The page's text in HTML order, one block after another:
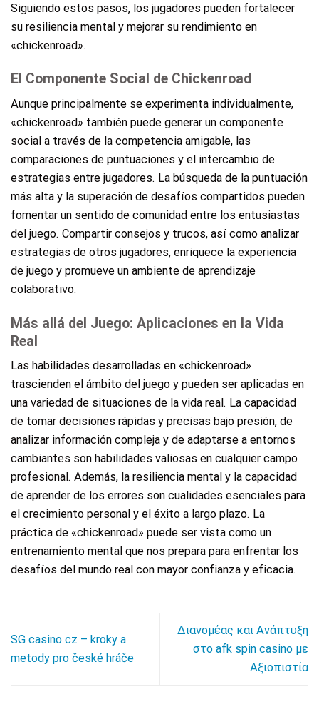
Siguiendo estos pasos, los jugadores pueden fortalecer
su resiliencia mental y mejorar su rendimiento en
«chickenroad».
El Componente Social de Chickenroad
Aunque principalmente se experimenta individualmente,
«chickenroad» también puede generar un componente
social a través de la competencia amigable, las
comparaciones de puntuaciones y el intercambio de
estrategias entre jugadores. La búsqueda de la puntuación
más alta y la superación de desafíos compartidos pueden
fomentar un sentido de comunidad entre los entusiastas
del juego. Compartir consejos y trucos, así como analizar
estrategias de otros jugadores, enriquece la experiencia
de juego y promueve un ambiente de aprendizaje
colaborativo.
Más allá del Juego: Aplicaciones en la Vida
Real
Las habilidades desarrolladas en «chickenroad»
trascienden el ámbito del juego y pueden ser aplicadas en
una variedad de situaciones de la vida real. La capacidad
de tomar decisiones rápidas y precisas bajo presión, de
analizar información compleja y de adaptarse a entornos
cambiantes son habilidades valiosas en cualquier campo
profesional. Además, la resiliencia mental y la capacidad
de aprender de los errores son cualidades esenciales para
el crecimiento personal y el éxito a largo plazo. La
práctica de «chickenroad» puede ser vista como un
entrenamiento mental que nos prepara para enfrentar los
desafíos del mundo real con mayor confianza y eficacia.
SG casino cz – kroky a
metody pro české hráče
Διανομέας και Ανάπτυξη
στο afk spin casino με
Αξιοπιστία